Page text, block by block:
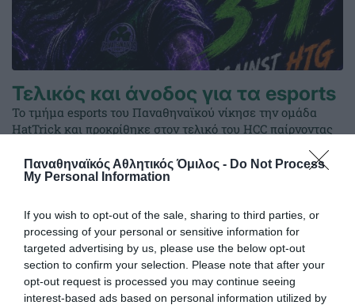
Παναθηναϊκός Αθλητικός Όμιλος - Do Not Process
My Personal Information
If you wish to opt-out of the sale, sharing to third parties, or
processing of your personal or sensitive information for
targeted advertising by us, please use the below opt-out
section to confirm your selection. Please note that after your
opt-out request is processed you may continue seeing
interest-based ads based on personal information utilized by
Τελικός και άνοδος για τα esports
Το τμήμα esports του Παναθηναϊκού νίκησε την ομάδα
HatTrick και προκρίθηκε στον τελικό του HCC παίρνοντας